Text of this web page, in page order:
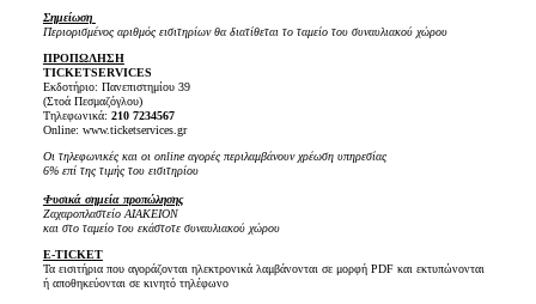
Σημείωση
Περιορισμένος αριθμός εισιτηρίων θα διατίθεται το ταμείο του συναυλιακού χώρου
ΠΡΟΠΩΛΗΣΗ
TICKETSERVICES
Εκδοτήριο: Πανεπιστημίου 39
(Στοά Πεσμαζόγλου)
Τηλεφωνικά: 210 7234567
Online: www.ticketservices.gr
Οι τηλεφωνικές και οι online αγορές περιλαμβάνουν χρέωση υπηρεσίας
6% επί της τιμής του εισιτηρίου
Φυσικά σημεία προπώλησης
Ζαχαροπλαστείο ΑΙΑΚΕΙΟΝ
και στο ταμείο του εκάστοτε συναυλιακού χώρου
E-TICKET
Τα εισιτήρια που αγοράζονται ηλεκτρονικά λαμβάνονται σε μορφή PDF και εκτυπώνονται
ή αποθηκεύονται σε κινητό τηλέφωνο